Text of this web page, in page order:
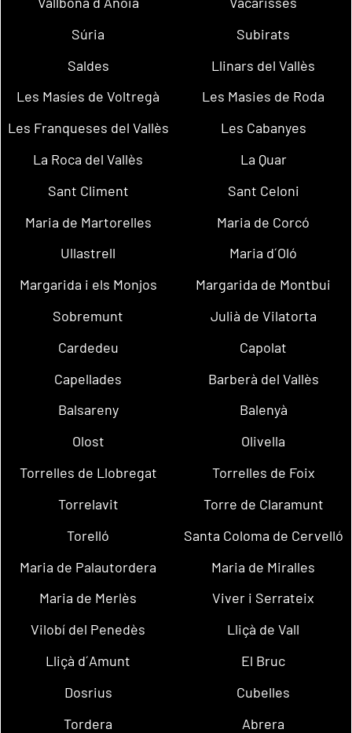
Súria
Subirats
Saldes
Llinars del Vallès
Les Masíes de Voltregà
Les Masies de Roda
Les Franqueses del Vallès
Les Cabanyes
La Roca del Vallès
La Quar
Sant Climent
Sant Celoni
Maria de Martorelles
Maria de Corcó
Ullastrell
Maria d´Oló
Margarida i els Monjos
Margarida de Montbui
Sobremunt
Julià de Vilatorta
Cardedeu
Capolat
Capellades
Barberà del Vallès
Balsareny
Balenyà
Olost
Olivella
Torrelles de Llobregat
Torrelles de Foix
Torrelavit
Torre de Claramunt
Torelló
Santa Coloma de Cervelló
Maria de Palautordera
Maria de Miralles
Maria de Merlès
Viver i Serrateix
Vilobí del Penedès
Lliçà de Vall
Lliçà d´Amunt
El Bruc
Dosrius
Cubelles
Tordera
Abrera